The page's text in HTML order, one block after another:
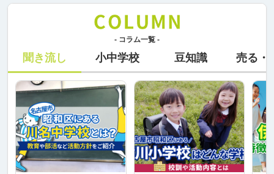
- コラム一覧 -
聞き流し 小中学校 豆知識 売る・